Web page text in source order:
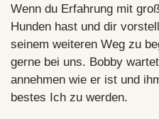
Wenn du Erfahrung mit
Hunden hast und dir
seinem weiteren Weg zu
gerne bei uns. Bobby
annehmen wie er ist und
bestes Ich zu werden.